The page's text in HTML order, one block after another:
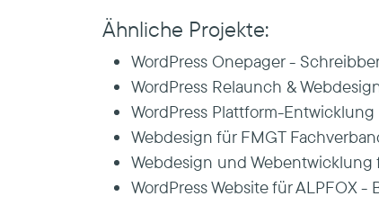
Ähnliche Projekte:
WordPress Onepager -
WordPress Relaunch &
WordPress Plattform-
Webdesign für FMGT
Webdesign und Webentwicklung
WordPress Website für ALPFOX -